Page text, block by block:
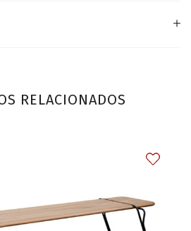
RELACIONADOS